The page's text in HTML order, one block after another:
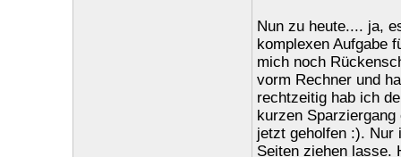
Nun zu heute.... ja,
komplexen Aufgabe
mich noch
vorm Rechner und
rechtzeitig hab ich
kurzen
jetzt geholfen :). Nur
Seiten ziehen lasse.